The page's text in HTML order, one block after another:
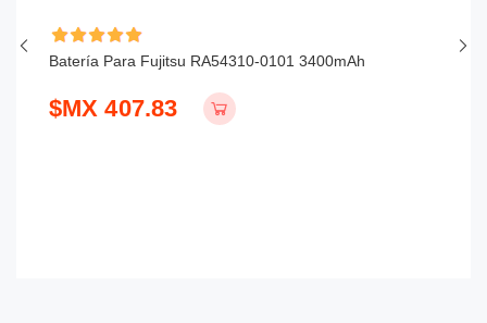
Batería Para Fujitsu RA54310-0101 3400mAh
$MX 407.83